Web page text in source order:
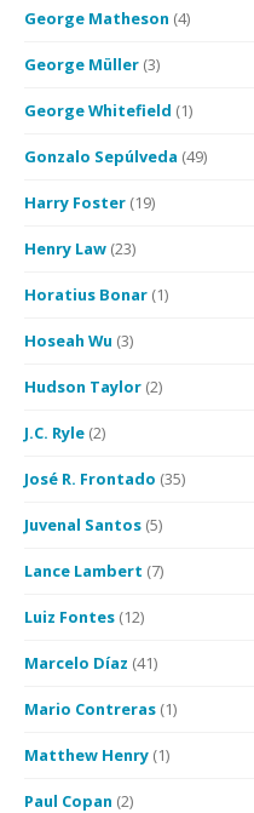
George Matheson (4)
George Müller (3)
George Whitefield (1)
Gonzalo Sepúlveda (49)
Harry Foster (19)
Henry Law (23)
Horatius Bonar (1)
Hoseah Wu (3)
Hudson Taylor (2)
J.C. Ryle (2)
José R. Frontado (35)
Juvenal Santos (5)
Lance Lambert (7)
Luiz Fontes (12)
Marcelo Díaz (41)
Mario Contreras (1)
Matthew Henry (1)
Paul Copan (2)